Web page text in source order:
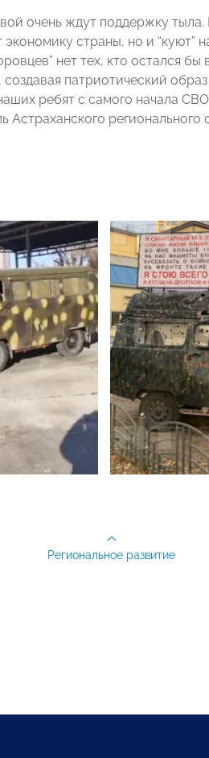
очень ждут поддержку
страны, но и
нет тех, кто остался
патриотический
ребят с самого начала
Астраханского
Региональное развитие